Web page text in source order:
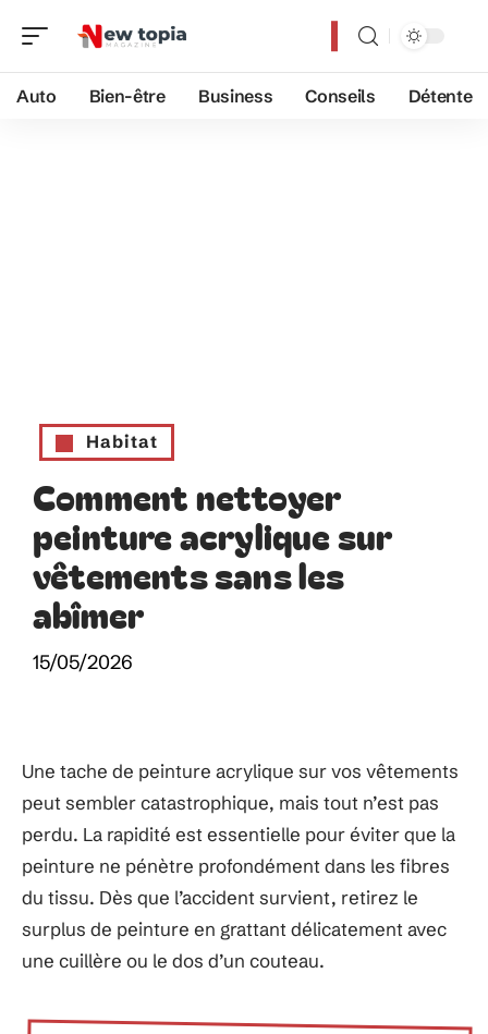
Auto Bien-être Business Conseils Détente
Habitat
Comment nettoyer
peinture acrylique sur
vêtements sans les
abîmer
15/05/2026
Une tache de peinture acrylique sur vos vêtements
peut sembler catastrophique, mais tout n’est pas
perdu. La rapidité est essentielle pour éviter que la
peinture ne pénètre profondément dans les fibres
du tissu. Dès que l’accident survient, retirez le
surplus de peinture en grattant délicatement avec
une cuillère ou le dos d’un couteau.